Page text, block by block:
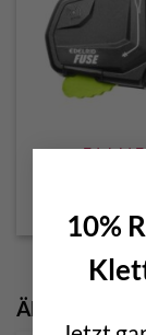
10%
Edelrid
€
Ähnliche